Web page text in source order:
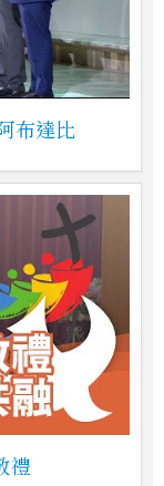
布達比
禮